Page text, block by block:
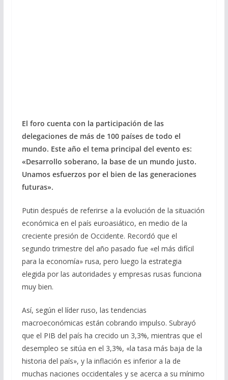
El foro cuenta con la participación de las
delegaciones de más de 100 países de todo el
mundo. Este año el tema principal del evento es:
«Desarrollo soberano, la base de un mundo justo.
Unamos esfuerzos por el bien de las generaciones
futuras».
Putin después de referirse a la evolución de la situación
económica en el país euroasiático, en medio de la
creciente presión de Occidente. Recordó que el
segundo trimestre del año pasado fue «el más difícil
para la economía» rusa, pero luego la estrategia
elegida por las autoridades y empresas rusas funciona
muy bien.
Así, según el líder ruso, las tendencias
macroeconómicas están cobrando impulso. Subrayó
que el PIB del país ha crecido un 3,3%, mientras que el
desempleo se sitúa en el 3,3%, «la tasa más baja de la
historia del país», y la inflación es inferior a la de
muchas naciones occidentales y se acerca a su mínimo